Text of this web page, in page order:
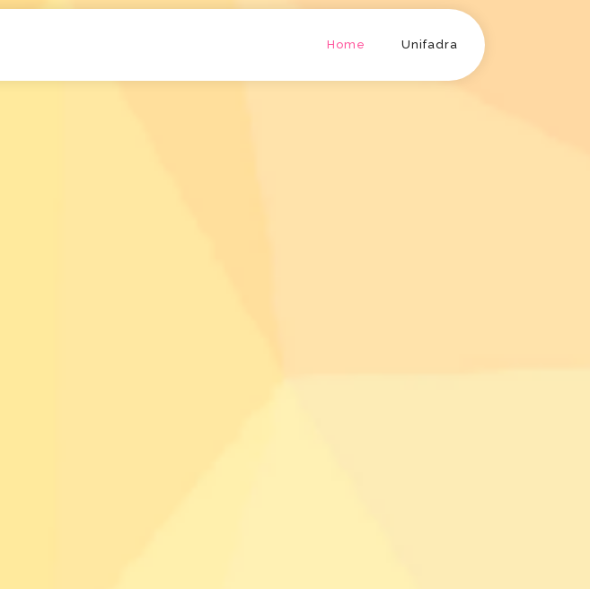
Home Unifadra